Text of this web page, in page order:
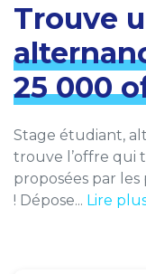
Trouve
25 000
Stage étudiant,
trouve l’offre qui
proposées par
! Dépose... Lire